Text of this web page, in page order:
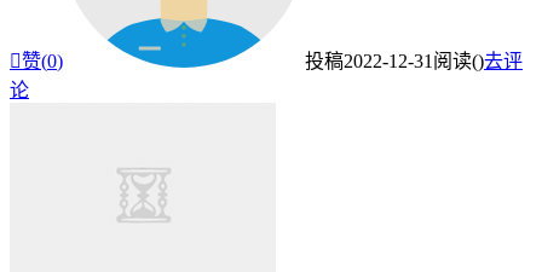
赞(0) 投稿2022-12-31 阅读()去评
论